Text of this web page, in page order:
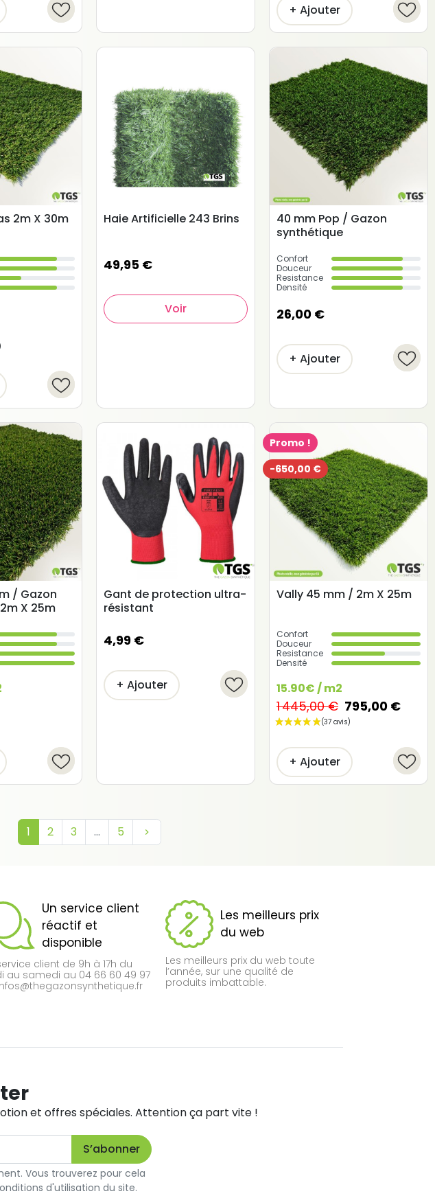
avis)
(1 avis)
+ Ajouter
2m X 30m Haie Artificielle 243 Brins
49,95 €
Voir
40 mm Pop / Gazon
synthétique
Confort
Douceur
Resistance
Densité
26,00 €
+ Ajouter
/ Gazon
X 25m
Gant de protection ultra-
résistant
4,99 €
+ Ajouter
Promo !
-650,00 €
Vally 45 mm / 2m X 25m
Confort
Douceur
Resistance
Densité
15.90€ / m2
1 445,00 € 795,00 €
+ Ajouter
1 2 3 … 5 keyboard_arrow_right
Un service client
réactif et
disponible
client de 9h à 17h du
au samedi au 04 66 60 49 97
Les meilleurs prix
du web
Les meilleurs prix du web toute
l’année, sur une qualité de
produits imbattable.
et offres spéciales. Attention ça part vite !
Vous trouverez pour cela
d'utilisation du site.